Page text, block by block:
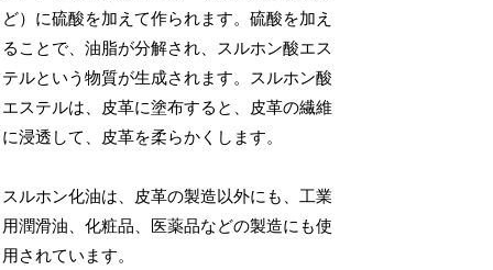
ど）に硫酸を加えて作られます。硫酸を加え
ることで、油脂が分解され、スルホン酸エス
テルという物質が生成されます。スルホン酸
エステルは、皮革に塗布すると、皮革の繊維
に浸透して、皮革を柔らかくします。
スルホン化油は、皮革の製造以外にも、工業
用潤滑油、化粧品、医薬品などの製造にも使
用されています。